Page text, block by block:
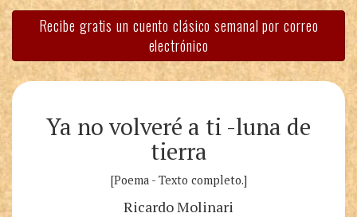
Recibe gratis un cuento clásico semanal por correo
electrónico
Ya no volveré a ti -luna de
tierra
[Poema - Texto completo.]
Ricardo Molinari